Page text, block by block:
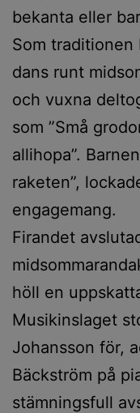
bekanta eller
Som
dans runt
och vuxna
som ”Små
allihopa”.
raketen”,
engagemang.
Firandet
höll en
Musikinslaget
Johansson för,
Bäckström på
stämningsfull